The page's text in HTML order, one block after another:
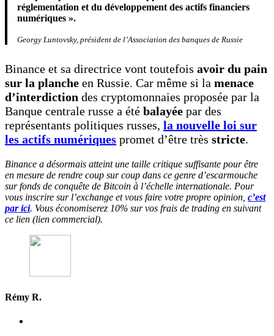
réglementation et du développement des actifs financiers
numériques ».
Georgy Luntovsky, président de l’Association des banques de Russie
Binance et sa directrice vont toutefois avoir du pain
sur la planche en Russie. Car même si la menace
d’interdiction des cryptomonnaies proposée par la
Banque centrale russe a été balayée par des
représentants politiques russes, la nouvelle loi sur
les actifs numériques promet d’être très stricte.
Binance a désormais atteint une taille critique suffisante pour être
en mesure de rendre coup sur coup dans ce genre d’escarmouche
sur fonds de conquête de Bitcoin à l’échelle internationale. Pour
vous inscrire sur l’exchange et vous faire votre propre opinion, c’est
par ici. Vous économiserez 10% sur vos frais de trading en suivant
ce lien (lien commercial).
Rémy R.